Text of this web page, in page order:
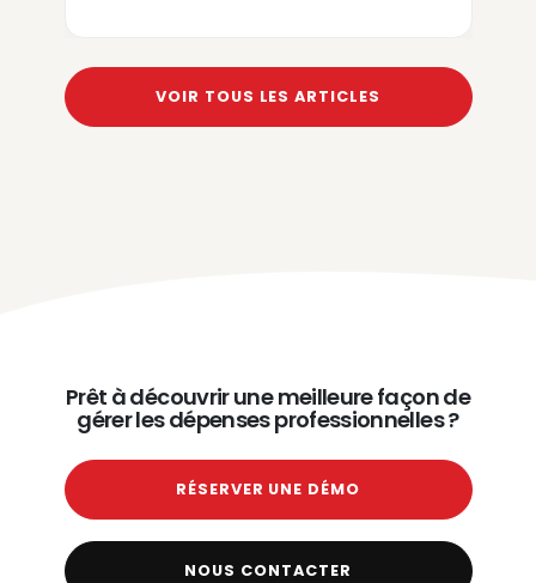
VOIR TOUS LES ARTICLES
Prêt à découvrir une meilleure façon de
gérer les dépenses professionnelles ?
RÉSERVER UNE DÉMO
NOUS CONTACTER